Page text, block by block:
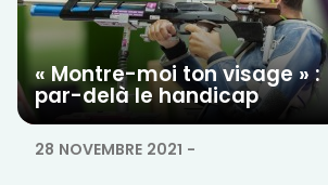
« Montre-moi ton visage » :
par-delà le handicap
28 NOVEMBRE 2021 -